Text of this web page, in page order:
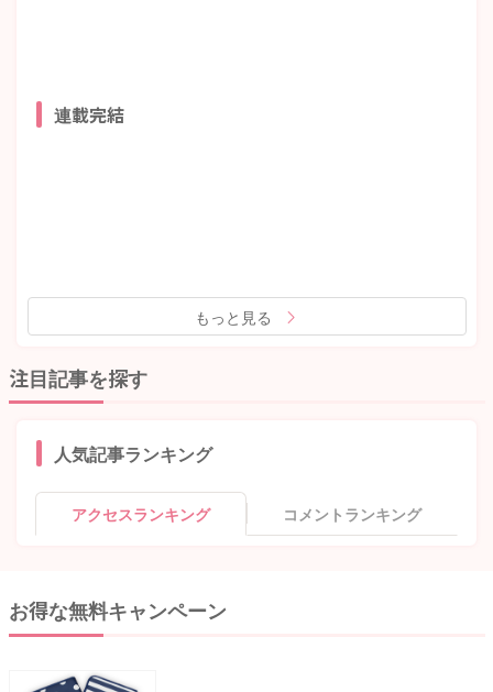
連載完結
もっと見る
注目記事を探す
人気記事ランキング
アクセスランキング コメントランキング
お得な無料キャンペーン